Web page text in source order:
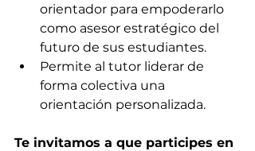
orientador para empoderarlo
como asesor estratégico del
futuro de sus estudiantes.
Permite al tutor liderar de
forma colectiva una
orientación personalizada.
Te invitamos a que participes en